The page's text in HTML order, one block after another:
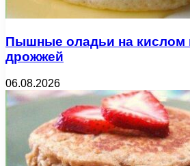
Пышные оладьи на кислом
дрожжей
06.08.2026